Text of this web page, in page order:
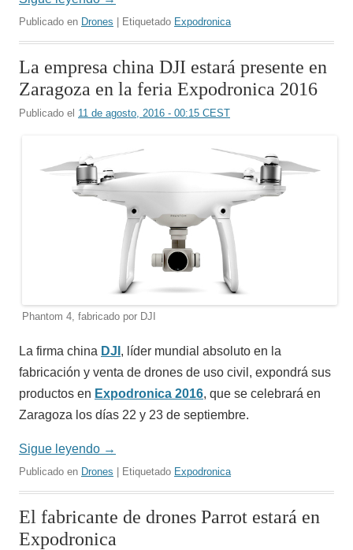
Publicado en Drones | Etiquetado Expodronica
La empresa china DJI estará presente en
Zaragoza en la feria Expodronica 2016
Publicado el 11 de agosto, 2016 - 00:15 CEST
Phantom 4, fabricado por DJI
La firma china DJI , líder mundial absoluto en la
fabricación y venta de drones de uso civil, expondrá sus
productos en Expodronica 2016, que se celebrará en
Zaragoza los días 22 y 23 de septiembre.
Sigue leyendo →
Publicado en Drones | Etiquetado Expodronica
El fabricante de drones Parrot estará en
Expodronica